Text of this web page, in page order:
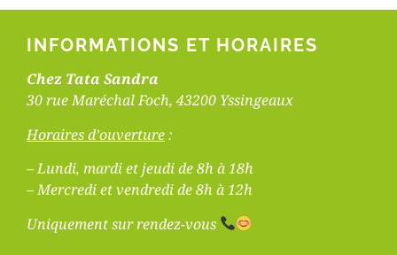
INFORMATIONS ET HORAIRES
Chez Tata Sandra
30 rue Maréchal Foch, 43200 Yssingeaux
Horaires d’ouverture:
– Lundi, mardi et jeudi de 8h à 18h
– Mercredi et vendredi de 8h à 12h
Uniquement sur rendez-vous